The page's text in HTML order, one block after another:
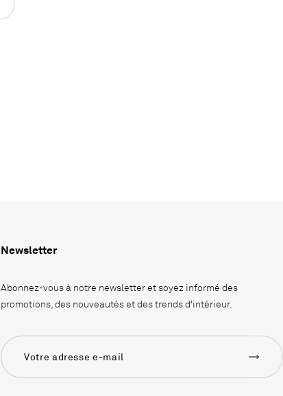
Newsletter
Abonnez-vous à notre newsletter et soyez informé des
promotions, des nouveautés et des trends d'intérieur.